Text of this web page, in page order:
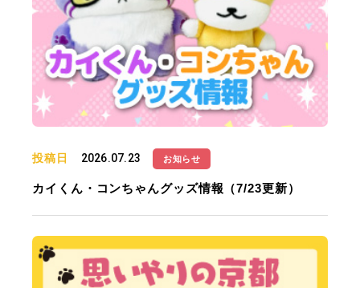
投稿日 2026.07.23 お知らせ
カイくん・コンちゃんグッズ情報（7/23更新）